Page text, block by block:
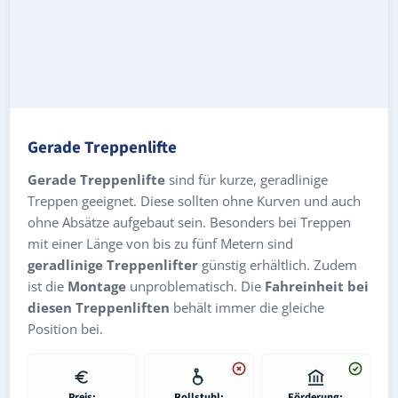
Gerade Treppenlifte
Gerade Treppenlifte sind für kurze, geradlinige
Treppen geeignet. Diese sollten ohne Kurven und auch
ohne Absätze aufgebaut sein. Besonders bei Treppen
mit einer Länge von bis zu fünf Metern sind
geradlinige Treppenlifter günstig erhältlich. Zudem
ist die Montage unproblematisch. Die Fahreinheit bei
diesen Treppenliften behält immer die gleiche
Position bei.